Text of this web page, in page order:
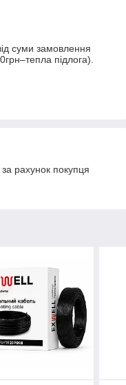
суми замовлення
підлога).
рахунок покупця